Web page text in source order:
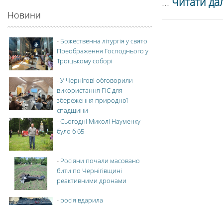
Новини
- Божественна літургія у свято
Преображення Господнього у
Троїцькому соборі
-У Чернігові обговорили
використання ГІС для
збереження природної
спадщини
-Сьогодні Миколі Науменку
було б 65
- Росіяни почали масовано
бити по Чернігівщині
реактивними дронами
- росія вдарила